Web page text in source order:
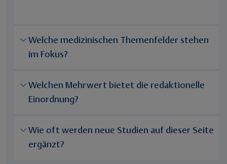
Welche medizinischen Themenfelder stehen
im Fokus?
Welchen Mehrwert bietet die redaktionelle
Einordnung?
Wie oft werden neue Studien auf dieser Seite
ergänzt?